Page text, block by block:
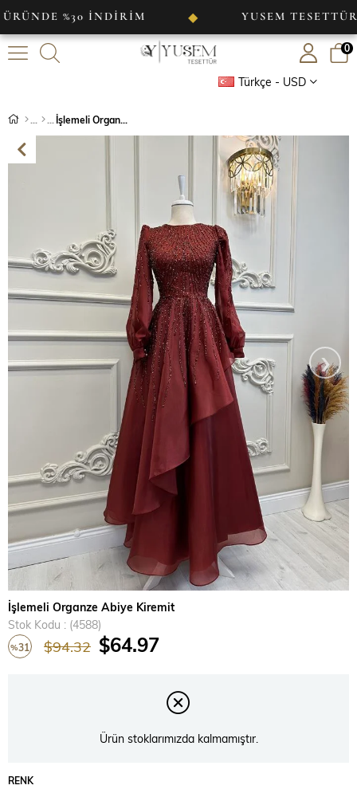
%30 İNDİRİM ◆ YUSEM TESETTÜR ◆
Türkçe - USD
0
İşlemeli Organze Abiye Kiremit
›
İşlemeli Organze Abiye Kiremit
Stok Kodu
(4588)
%31 $94.32 $64.97
Ürün stoklarımızda kalmamıştır.
RENK